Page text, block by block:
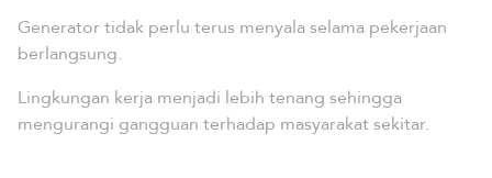
Generator tidak perlu terus menyala selama pekerjaan
berlangsung.
Lingkungan kerja menjadi lebih tenang sehingga
mengurangi gangguan terhadap masyarakat sekitar.